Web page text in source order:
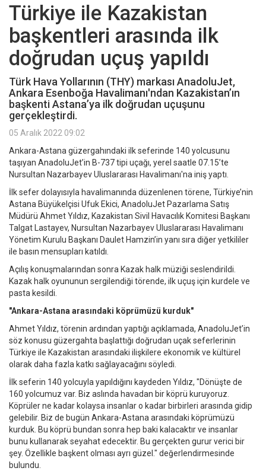
Türkiye ile Kazakistan
başkentleri arasında ilk
doğrudan uçuş yapıldı
Türk Hava Yollarının (THY) markası AnadoluJet,
Ankara Esenboğa Havalimanı'ndan Kazakistan’ın
başkenti Astana’ya ilk doğrudan uçuşunu
gerçekleştirdi.
05 Aralık 2022 09:02
Ankara-Astana güzergahındaki ilk seferinde 140 yolcusunu
taşıyan AnadoluJet’in B-737 tipi uçağı, yerel saatle 07.15’te
Nursultan Nazarbayev Uluslararası Havalimanı'na iniş yaptı.
İlk sefer dolayısıyla havalimanında düzenlenen törene, Türkiye’nin
Astana Büyükelçisi Ufuk Ekici, AnadoluJet Pazarlama Satış
Müdürü Ahmet Yıldız, Kazakistan Sivil Havacılık Komitesi Başkanı
Talgat Lastayev, Nursultan Nazarbayev Uluslararası Havalimanı
Yönetim Kurulu Başkanı Daulet Hamzin’in yanı sıra diğer yetkililer
ile basın mensupları katıldı.
Açılış konuşmalarından sonra Kazak halk müziği seslendirildi.
Kazak halk oyununun sergilendiği törende, ilk uçuş için kurdele ve
pasta kesildi.
"Ankara-Astana arasındaki köprümüzü kurduk"
Ahmet Yıldız, törenin ardından yaptığı açıklamada, AnadoluJet’in
söz konusu güzergahta başlattığı doğrudan uçak seferlerinin
Türkiye ile Kazakistan arasındaki ilişkilere ekonomik ve kültürel
olarak daha fazla katkı sağlayacağını söyledi.
İlk seferin 140 yolcuyla yapıldığını kaydeden Yıldız, "Dönüşte de
160 yolcumuz var. Biz aslında havadan bir köprü kuruyoruz.
Köprüler ne kadar kolaysa insanlar o kadar birbirleri arasında gidip
gelebilir. Biz de bugün Ankara-Astana arasındaki köprümüzü
kurduk. Bu köprü bundan sonra hep baki kalacaktır ve insanlar
bunu kullanarak seyahat edecektir. Bu gerçekten gurur verici bir
şey. Özellikle başkent olması ayrı güzel." değerlendirmesinde
bulundu.